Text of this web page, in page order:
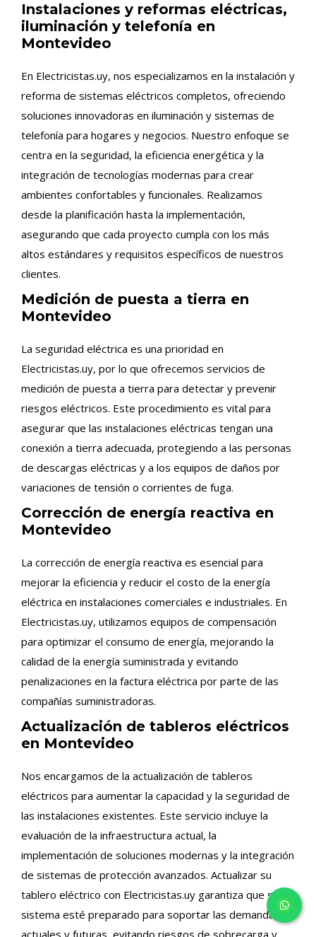
Instalaciones y reformas eléctricas,
iluminación y telefonía en
Montevideo
En Electricistas.uy, nos especializamos en la instalación y
reforma de sistemas eléctricos completos, ofreciendo
soluciones innovadoras en iluminación y sistemas de
telefonía para hogares y negocios. Nuestro enfoque se
centra en la seguridad, la eficiencia energética y la
integración de tecnologías modernas para crear
ambientes confortables y funcionales. Realizamos
desde la planificación hasta la implementación,
asegurando que cada proyecto cumpla con los más
altos estándares y requisitos específicos de nuestros
clientes.
Medición de puesta a tierra en
Montevideo
La seguridad eléctrica es una prioridad en
Electricistas.uy, por lo que ofrecemos servicios de
medición de puesta a tierra para detectar y prevenir
riesgos eléctricos. Este procedimiento es vital para
asegurar que las instalaciones eléctricas tengan una
conexión a tierra adecuada, protegiendo a las personas
de descargas eléctricas y a los equipos de daños por
variaciones de tensión o corrientes de fuga.
Corrección de energía reactiva en
Montevideo
La corrección de energía reactiva es esencial para
mejorar la eficiencia y reducir el costo de la energía
eléctrica en instalaciones comerciales e industriales. En
Electricistas.uy, utilizamos equipos de compensación
para optimizar el consumo de energía, mejorando la
calidad de la energía suministrada y evitando
penalizaciones en la factura eléctrica por parte de las
compañías suministradoras.
Actualización de tableros eléctricos
en Montevideo
Nos encargamos de la actualización de tableros
eléctricos para aumentar la capacidad y la seguridad de
las instalaciones existentes. Este servicio incluye la
evaluación de la infraestructura actual, la
implementación de soluciones modernas y la integración
de sistemas de protección avanzados. Actualizar su
tablero eléctrico con Electricistas.uy garantiza que su
sistema esté preparado para soportar las demandas
actuales y futuras, evitando riesgos de sobrecarga y